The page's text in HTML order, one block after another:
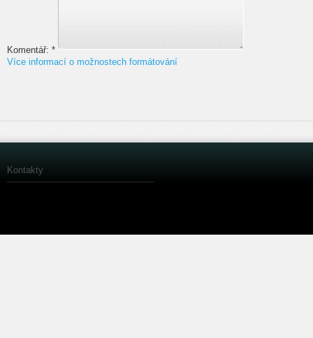
Komentář: *
Více informací o možnostech formátování
Kontakty